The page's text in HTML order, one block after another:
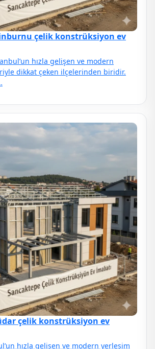
çelik konstrüksiyon ev
hızla gelişen ve modern
dikkat çeken ilçelerinden biridir.
çelik konstrüksiyon ev
hızla gelişen ve modern yerleşim